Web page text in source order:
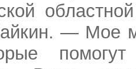
— Мое